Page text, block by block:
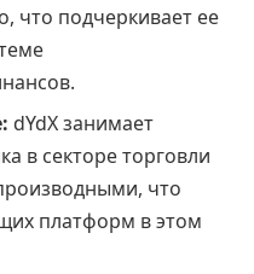
что подчеркивает ее
dYdX занимает
в секторе торговли
что
платформ в этом